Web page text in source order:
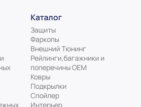
Каталог
Защиты
Фаркопы
Внешний Тюнинг
Рейлинги,багажники и
поперечины ОЕМ
Ковры
Подкрылки
Спойлер
Интерьер